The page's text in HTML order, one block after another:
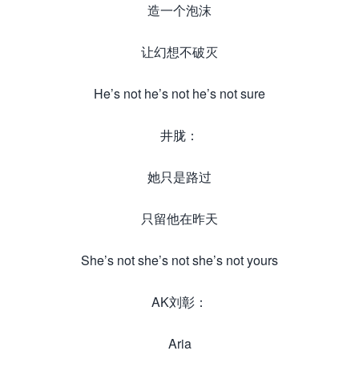
造一个泡沫
让幻想不破灭
He’s not he’s not he’s not sure
井胧：
她只是路过
只留他在昨天
She’s not she’s not she’s not yours
AK刘彰：
Aria